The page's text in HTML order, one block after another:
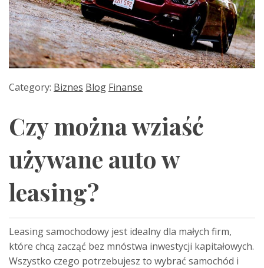
Category: Biznes Blog Finanse
Czy można wziaść
używane auto w
leasing?
Leasing samochodowy jest idealny dla małych firm,
które chcą zacząć bez mnóstwa inwestycji kapitałowych.
Wszystko czego potrzebujesz to wybrać samochód i